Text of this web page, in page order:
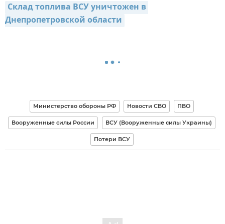
Склад топлива ВСУ уничтожен в
Днепропетровской области
Министерство обороны РФ Новости СВО ПВО
Вооруженные силы России ВСУ (Вооруженные силы Украины)
Потери ВСУ